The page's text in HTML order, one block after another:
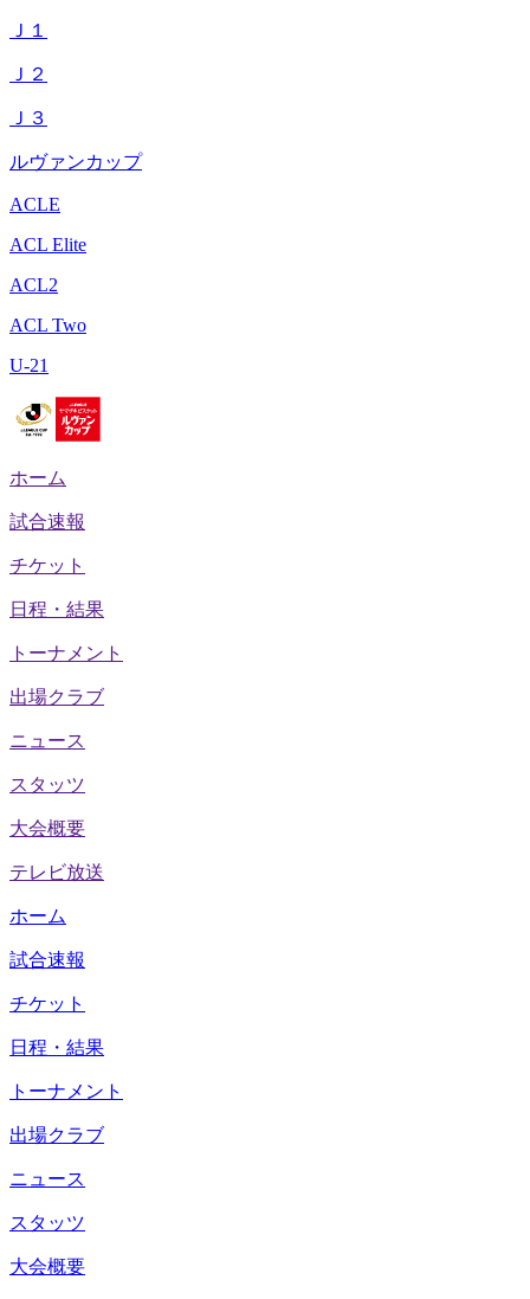
Ｊ１
Ｊ２
Ｊ３
ルヴァンカップ
ACLE
ACL Elite
ACL2
ACL Two
U-21
ホーム
試合速報
チケット
日程・結果
トーナメント
出場クラブ
ニュース
スタッツ
大会概要
テレビ放送
ホーム
試合速報
チケット
日程・結果
トーナメント
出場クラブ
ニュース
スタッツ
大会概要